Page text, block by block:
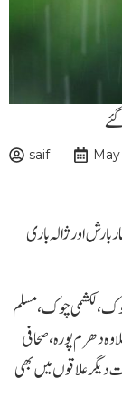
saif
اور ژالہ باری
لکشمی چوک، مسلم
دھرم پورہ، صحافی
دیگر علاقوں میں بھی